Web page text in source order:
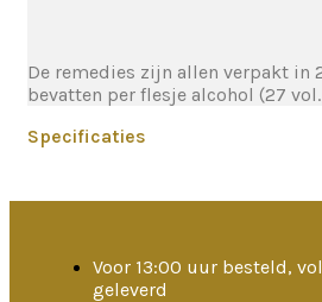
De remedies zijn allen verpakt in
bevatten per flesje alcohol (27 vol.
Specificaties
Voor 13:00 uur besteld,
geleverd